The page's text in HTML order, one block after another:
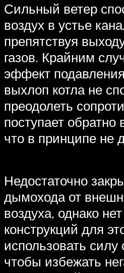
Сильный ветер
воздух в устье
препятствуя
газов. Крайним
эффект подавления
выхлоп котла не
преодолеть
поступает
что в принципе не
Недостаточно
дымохода от
воздуха, однако
конструкций для
использовать силу
чтобы избежать